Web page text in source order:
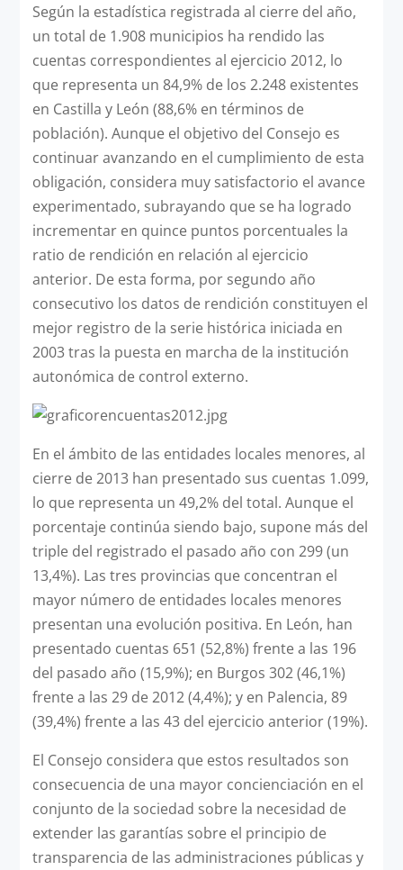
Según la estadística registrada al cierre del año,
un total de 1.908 municipios ha rendido las
cuentas correspondientes al ejercicio 2012, lo
que representa un 84,9% de los 2.248 existentes
en Castilla y León (88,6% en términos de
población). Aunque el objetivo del Consejo es
continuar avanzando en el cumplimiento de esta
obligación, considera muy satisfactorio el avance
experimentado, subrayando que se ha logrado
incrementar en quince puntos porcentuales la
ratio de rendición en relación al ejercicio
anterior. De esta forma, por segundo año
consecutivo los datos de rendición constituyen el
mejor registro de la serie histórica iniciada en
2003 tras la puesta en marcha de la institución
autonómica de control externo.
En el ámbito de las entidades locales menores, al
cierre de 2013 han presentado sus cuentas 1.099,
lo que representa un 49,2% del total. Aunque el
porcentaje continúa siendo bajo, supone más del
triple del registrado el pasado año con 299 (un
13,4%). Las tres provincias que concentran el
mayor número de entidades locales menores
presentan una evolución positiva. En León, han
presentado cuentas 651 (52,8%) frente a las 196
del pasado año (15,9%); en Burgos 302 (46,1%)
frente a las 29 de 2012 (4,4%); y en Palencia, 89
(39,4%) frente a las 43 del ejercicio anterior (19%).
El Consejo considera que estos resultados son
consecuencia de una mayor concienciación en el
conjunto de la sociedad sobre la necesidad de
extender las garantías sobre el principio de
transparencia de las administraciones públicas y